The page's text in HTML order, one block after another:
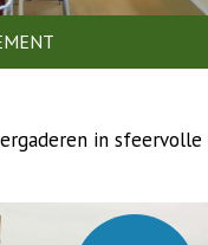
in sfeervolle